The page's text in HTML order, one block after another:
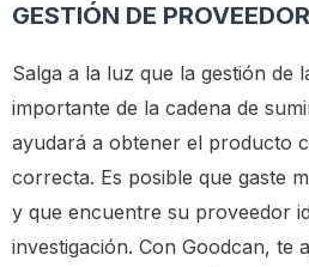
GESTIÓN DE
Salga a la luz que la gestión
importante de la cadena de
ayudará a obtener el producto
correcta. Es posible que gaste
y que encuentre su proveedor
investigación. Con Goodcan, te